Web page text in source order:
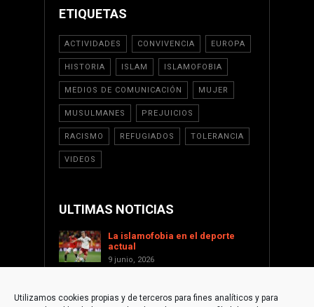
Utilizamos cookies propias y de terceros para fines analíticos y para
ETIQUETAS
ACTIVIDADES CONVIVENCIA EUROPA
HISTORIA ISLAM ISLAMOFOBIA
MEDIOS DE COMUNICACIÓN MUJER
MUSULMANES PREJUICIOS
RACISMO REFUGIADOS TOLERANCIA
VIDEOS
ULTIMAS NOTICIAS
La islamofobia en el deporte
actual
9 junio, 2026
17 enero, 2026